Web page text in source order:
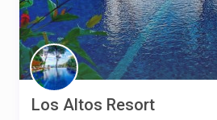
Los Altos Resort